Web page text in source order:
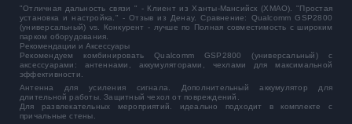
"Отличная дальность связи " - Клиент из Ханты-Мансийск (ХМАО). "Простая
установка и настройка." - Отзыв из Денау. Сравнение: Qualcomm GSP2800
(универсальный) vs. Конкурент - лучше по Полная совместимость с широким
парком оборудования.
Рекомендации и Аксессуары
Рекомендуем комбинировать Qualcomm GSP2800 (универсальный) с
аксессуарами: антеннами, аккумуляторами, чехлами для максимальной
эффективности.
Антенна для усиления сигнала. Дополнительный аккумулятор для
длительной работы. Защитный чехол от повреждений.
Для развлекательных мероприятий. идеально подходит в комплекте с
причальные стены.